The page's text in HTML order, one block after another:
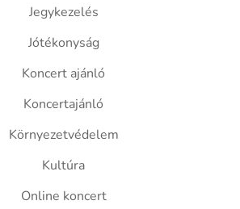
Jegykezelés
Jótékonyság
Koncert ajánló
Koncertajánló
Környezetvédelem
Kultúra
Online koncert